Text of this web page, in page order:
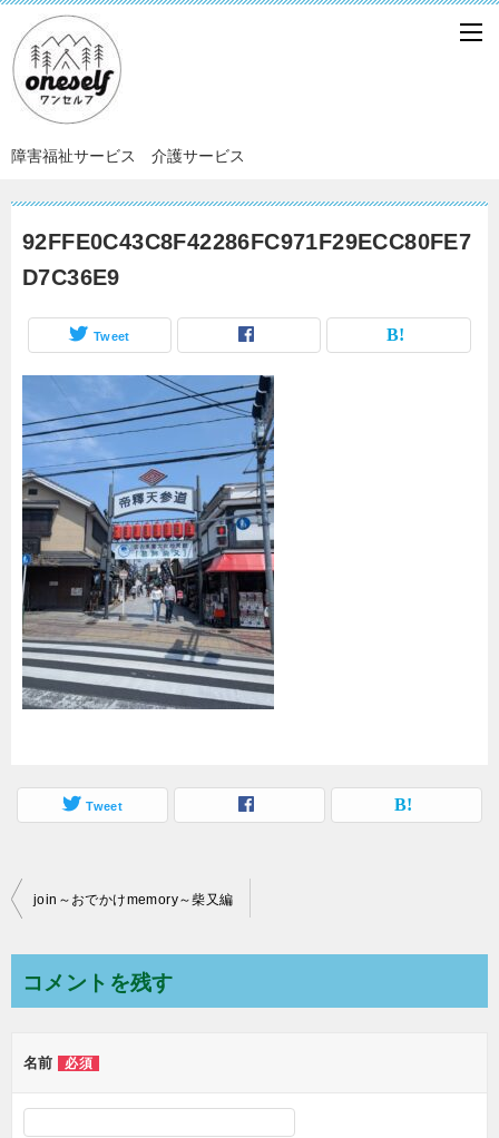
障害福祉サービス 介護サービス
92FFE0C43C8F42286FC971F29ECC80FE7
D7C36E9
Tweet
Tweet
投
ナ
ビ
join～おでかけmemory～柴又編
コメントを残す
名前 必須